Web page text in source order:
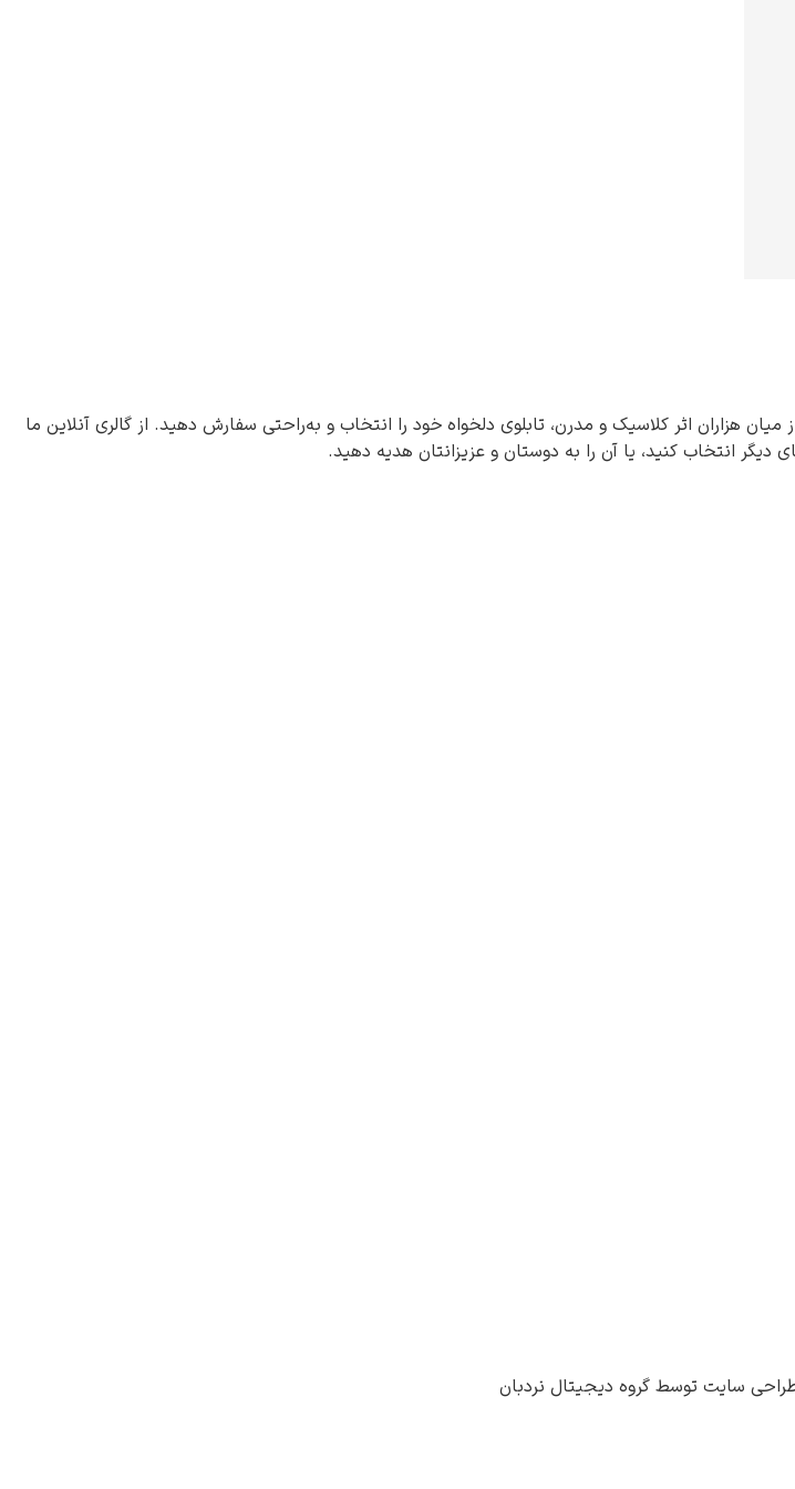
هزاران اثر کلاسیک و مدرن، تابلوی دلخواه خود را انتخاب و به‌راحتی سفارش دهید. از گالری آنلاین ما
دیگر انتخاب کنید، یا آن را به دوستان و عزیزانتان هدیه دهید.
سایت توسط گروه دیجیتال نردبان